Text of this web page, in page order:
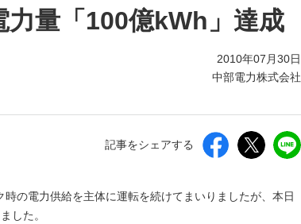
力量「100億kWh」達成
2010年07月30日
中部電力株式会社
記事をシェアする
の電力供給を主体に運転を続けてまいりましたが、本日
した。